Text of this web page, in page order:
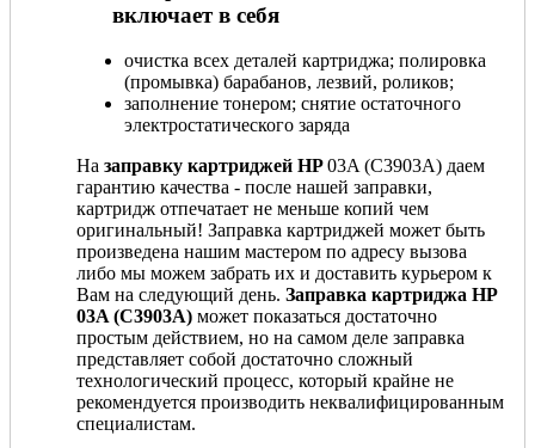
включает в себя
очистка всех деталей картриджа; полировка
(промывка) барабанов, лезвий, роликов;
заполнение тонером; снятие остаточного
электростатического заряда
На заправку картриджей HP03A (C3903A) даем
гарантию качества - после нашей заправки,
картридж отпечатает не меньше копий чем
оригинальный! Заправка картриджей может быть
произведена нашим мастером по адресу вызова
либо мы можем забрать их и доставить курьером к
Вам на следующий день. Заправка картриджа HP
03A (C3903A) может показаться достаточно
простым действием, но на самом деле заправка
представляет собой достаточно сложный
технологический процесс, который крайне не
рекомендуется производить неквалифицированным
специалистам.